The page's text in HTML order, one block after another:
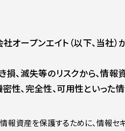
オープンエイト（以下、当社
損、滅失等のリスクから、情
性、完全性、可用性といった
情報資産を保護するために、情報セ